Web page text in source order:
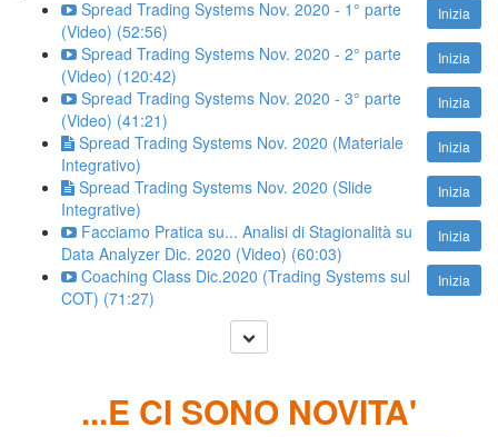
Inizia
Spread Trading Systems Nov. 2020 - 1° parte
(Video) (52:56)
Inizia
Spread Trading Systems Nov. 2020 - 2° parte
(Video) (120:42)
Inizia
Spread Trading Systems Nov. 2020 - 3° parte
(Video) (41:21)
Inizia
Spread Trading Systems Nov. 2020 (Materiale
Integrativo)
Inizia
Spread Trading Systems Nov. 2020 (Slide
Integrative)
Inizia
Facciamo Pratica su... Analisi di Stagionalità su
Data Analyzer Dic. 2020 (Video) (60:03)
Inizia
Coaching Class Dic.2020 (Trading Systems sul
COT) (71:27)
...E CI SONO NOVITA'